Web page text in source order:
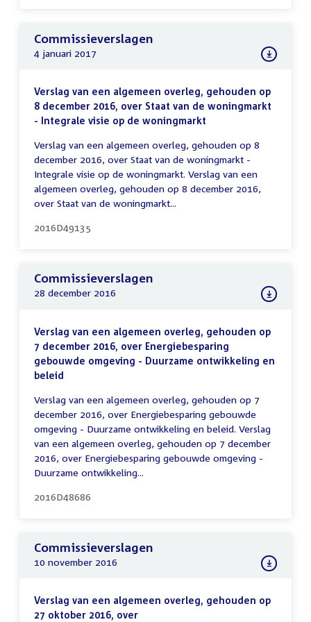
Commissieverslagen
4 januari 2017
Verslag van een algemeen overleg, gehouden op
8 december 2016, over Staat van de woningmarkt
- Integrale visie op de woningmarkt
Verslag van een algemeen overleg, gehouden op 8
december 2016, over Staat van de woningmarkt -
Integrale visie op de woningmarkt. Verslag van een
algemeen overleg, gehouden op 8 december 2016,
over Staat van de woningmarkt...
2016D49135
Commissieverslagen
28 december 2016
Verslag van een algemeen overleg, gehouden op
7 december 2016, over Energiebesparing
gebouwde omgeving - Duurzame ontwikkeling en
beleid
Verslag van een algemeen overleg, gehouden op 7
december 2016, over Energiebesparing gebouwde
omgeving - Duurzame ontwikkeling en beleid. Verslag
van een algemeen overleg, gehouden op 7 december
2016, over Energiebesparing gebouwde omgeving -
Duurzame ontwikkeling...
2016D48686
Commissieverslagen
10 november 2016
Verslag van een algemeen overleg, gehouden op
27 oktober 2016, over